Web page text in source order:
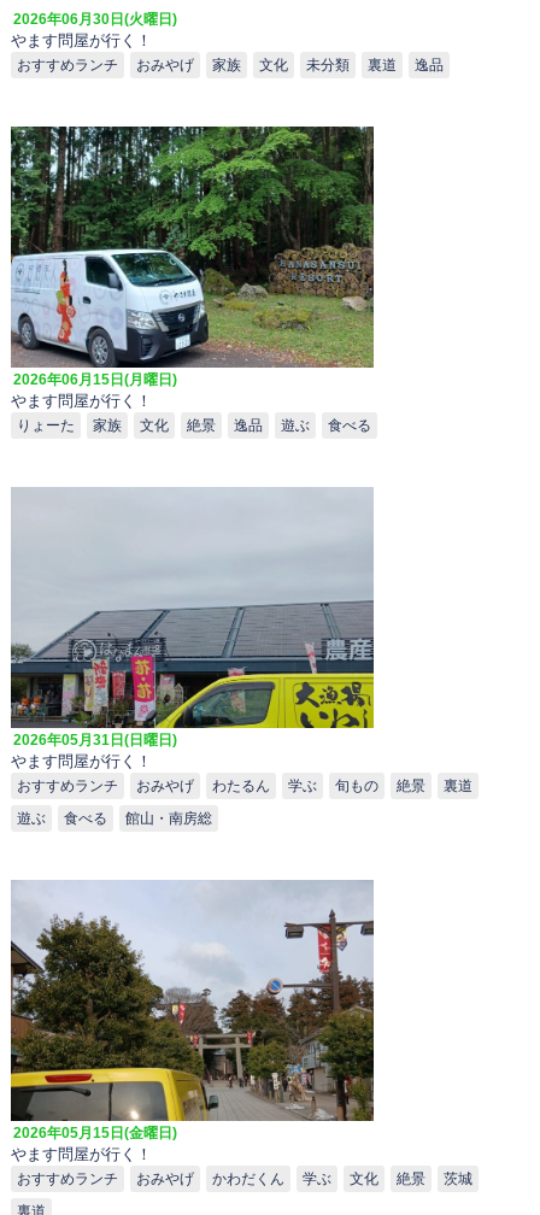
2026年06月30日(火曜日)
やます問屋が行く！
おすすめランチ おみやげ 家族 文化 未分類 裏道 逸品
2026年06月15日(月曜日)
やます問屋が行く！
りょーた 家族 文化 絶景 逸品 遊ぶ 食べる
2026年05月31日(日曜日)
やます問屋が行く！
おすすめランチ おみやげ わたるん 学ぶ 旬もの 絶景 裏道
遊ぶ 食べる 館山・南房総
2026年05月15日(金曜日)
やます問屋が行く！
おすすめランチ おみやげ かわだくん 学ぶ 文化 絶景 茨城
裏道